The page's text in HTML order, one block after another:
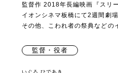
監督作 2018年長編映画『スリ
イオンシネマ板橋にて2週間劇
その他、こわれ者の祭典などの
監督・役者